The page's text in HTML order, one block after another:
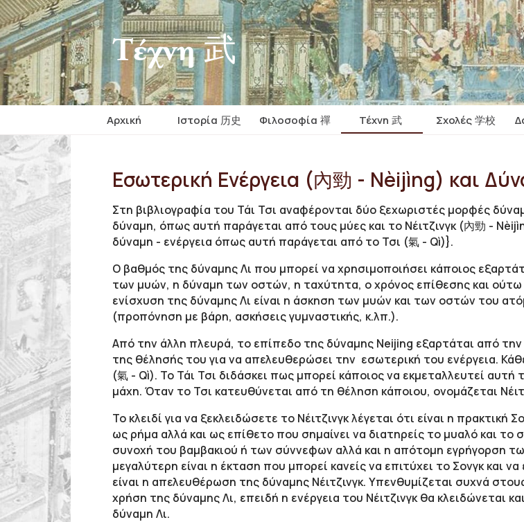
Τέχνη 武
Αρχική Iστορία 历史 Φιλοσοφία 禪 Τέχνη 武 Σχολές 学校
Εσωτερική Eνέργεια (內勁 - Nèijìng) και
Στη βιβλιογραφία του Τάι Τσι αναφέρονται δύο ξεχωριστές μορφές
δύναμη, όπως αυτή παράγεται από τους μύες και το Νέιτζινγκ (內勁 -
δύναμη - ενέργεια όπως αυτή παράγεται από το Τσι (氣 - Qì)}.
Ο βαθμός της δύναμης Λι που μπορεί να χρησιμοποιήσει κάποιος
των μυών, η δύναμη των οστών, η ταχύτητα, ο χρόνος επίθεσης και
ενίσχυση της δύναμης Λι είναι η άσκηση των μυών και των οστών του
(προπόνηση με βάρη, ασκήσεις γυμναστικής, κ.λπ.).
Από την άλλη πλευρά, το επίπεδο της δύναμης Neijing εξαρτάται από
της θέλησής του για να απελευθερώσει την εσωτερική του ενέργεια.
(氣 - Qì). Το Τάι Τσι διδάσκει πως μπορεί κάποιος να εκμεταλλευτεί
μάχη. Όταν το Τσι κατευθύνεται από τη θέληση κάποιου, ονομάζεται
Το κλειδί για να ξεκλειδώσετε το Νέιτζινγκ λέγεται ότι είναι η
ως ρήμα αλλά και ως επίθετο που σημαίνει να διατηρείς το μυαλό και
συνοχή του βαμβακιού ή των σύννεφων αλλά και η απότομη εγρήγορση
μεγαλύτερη είναι η έκταση που μπορεί κανείς να επιτύχει το Σονγκ και
είναι η απελευθέρωση της δύναμης Νέιτζινγκ. Υπενθυμίζεται συχνά
χρήση της δύναμης Λι, επειδή η ενέργεια του Νέιτζινγκ θα κλειδώνεται
δύναμη Λι.